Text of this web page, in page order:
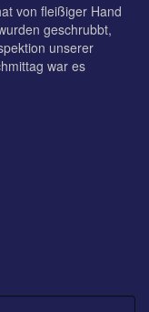
für
den
von fleißiger Hand
geschrubbt,
unserer
war es